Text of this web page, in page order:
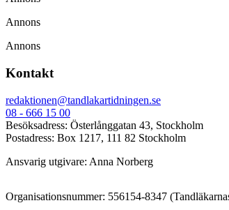
Annons
Annons
Kontakt
redaktionen@tandlakartidningen.se
08 - 666 15 00
Besöksadress: Österlånggatan 43, Stockholm
Postadress: Box 1217, 111 82 Stockholm
Ansvarig utgivare: Anna Norberg
Organisationsnummer: 556154-8347